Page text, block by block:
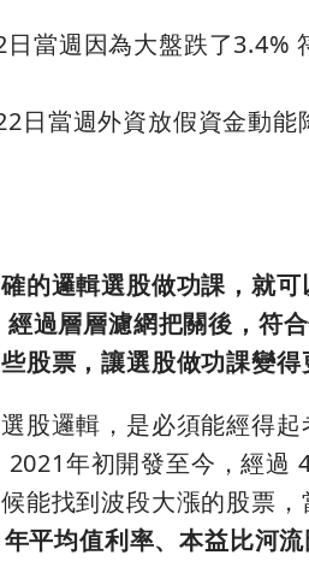
當週因為大盤跌了3.4%
日當週外資放假資金動能
的邏輯選股做功課，就
經過層層濾網把關後，符
股票，讓選股做功課變
股邏輯，是必須能經得
2021年初開發至今，經過
能找到波段大漲的股票
平均值利率、本益比河